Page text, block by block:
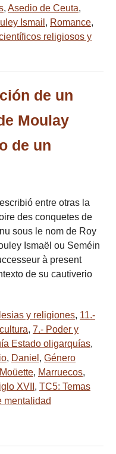
, Asedio de Ceuta,
Ismail , Romance,
religiosos y
de un
Moulay
de un
entre otras la
des conquetes de
sous le nom de Roy
Ismaël ou Seméin
à present
de su cautiverio
y religiones, 11.-
, 7.- Poder y
Estado oligarquías,
, Daniel , Género
, Marruecos,
XVII , TC5: Temas
mentalidad